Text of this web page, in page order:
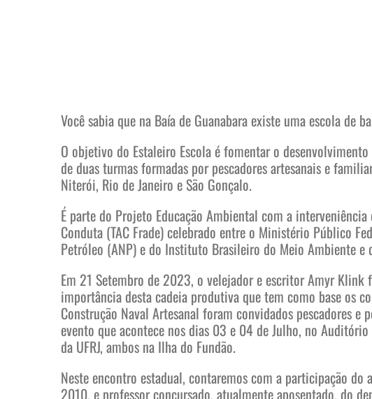
Você sabia que na Baía de Guanabara existe uma escola de
O objetivo do Estaleiro Escola é fomentar o
de duas turmas formadas por pescadores artesanais e
Niterói, Rio de Janeiro e São Gonçalo.
É parte do Projeto Educação Ambiental com a
Conduta (TAC Frade) celebrado entre o Ministério Público
Petróleo (ANP) e do Instituto Brasileiro do Meio Ambiente e
Em 21 Setembro de 2023, o velejador e escritor Amyr
importância desta cadeia produtiva que tem como base os
Construção Naval Artesanal foram convidados pescadores e
evento que acontece nos dias 03 e 04 de Julho, no
da UFRJ, ambos na Ilha do Fundão.
Neste encontro estadual, contaremos com a participação
2010, e professor concursado, atualmente aposentado, do